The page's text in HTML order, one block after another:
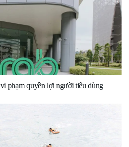
phạm quyền lợi người tiêu dùng